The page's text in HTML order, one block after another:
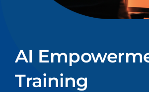
AI
Training